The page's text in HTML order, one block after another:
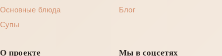
Основные блюда
Супы
Блог
О проекте Мы в соцсетях